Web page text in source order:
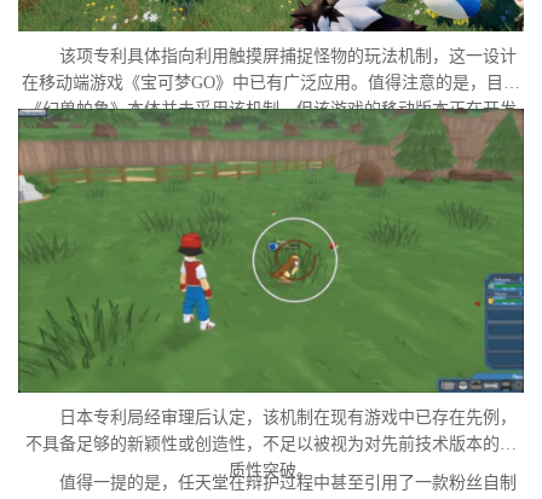
该项专利具体指向利用触摸屏捕捉怪物的玩法机制，这一设计
在移动端游戏《宝可梦GO》中已有广泛应用。值得注意的是，目前
《幻兽帕鲁》本体并未采用该机制，但该游戏的移动版本正在开发
中。外界普遍认为，这很可能是任天堂在当前时间点针对此项专利
发起诉讼的直接原因。
日本专利局经审理后认定，该机制在现有游戏中已存在先例，
不具备足够的新颖性或创造性，不足以被视为对先前技术版本的实
质性突破。
值得一提的是，任天堂在辩护过程中甚至引用了一款粉丝自制